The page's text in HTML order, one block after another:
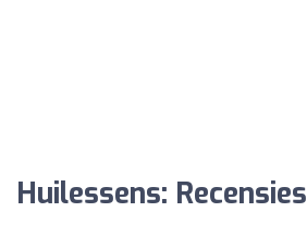
Huilessens: Recensies